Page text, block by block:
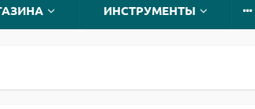
ИНСТРУМЕНТЫ